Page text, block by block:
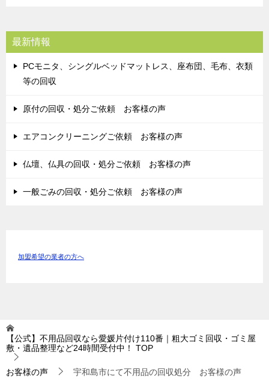
最新情報
PCモニタ、シングルベッドマットレス、座布団、毛布、衣類
等の回収
原付の回収・処分ご依頼 お客様の声
エアコンクリーニングご依頼 お客様の声
仏壇、仏具の回収・処分ご依頼 お客様の声
一般ごみの回収・処分ご依頼 お客様の声
加盟希望の業者の方へ
【公式】不用品回収なら愛媛片付け110番｜粗大ゴミ回収・ゴミ屋
敷・遺品整理など24時間受付中！
TOP
お客様の声 宇和島市にて不用品の回収処分 お客様の声